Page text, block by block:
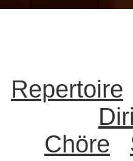
Repertoire
Chöre